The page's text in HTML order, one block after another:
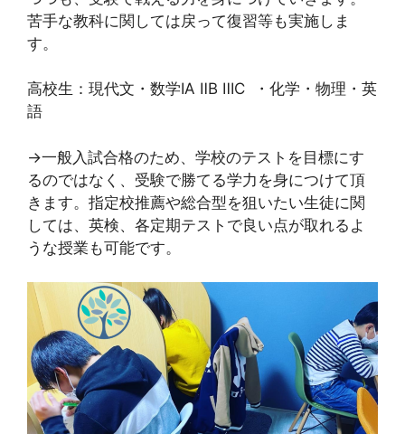
苦手な教科に関しては戻って復習等も実施しま
す。
高校生：現代文・数学IA ⅡB ⅢC ・化学・物理・英
語
→一般入試合格のため、学校のテストを目標にす
るのではなく、受験で勝てる学力を身につけて頂
きます。指定校推薦や総合型を狙いたい生徒に関
しては、英検、各定期テストで良い点が取れるよ
うな授業も可能です。